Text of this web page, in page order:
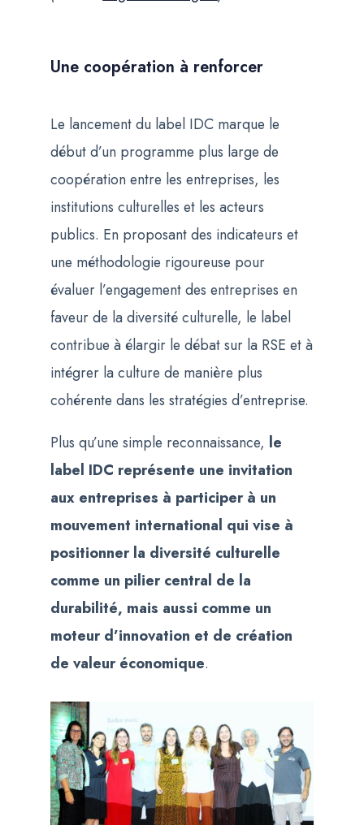
Une coopération à renforcer
Le lancement du label IDC marque le
début d’un programme plus large de
coopération entre les entreprises, les
institutions culturelles et les acteurs
publics. En proposant des indicateurs et
une méthodologie rigoureuse pour
évaluer l’engagement des entreprises en
faveur de la diversité culturelle, le label
contribue à élargir le débat sur la RSE et à
intégrer la culture de manière plus
cohérente dans les stratégies d’entreprise.
Plus qu’une simple reconnaissance, le
label IDC représente une invitation
aux entreprises à participer à un
mouvement international qui vise à
positionner la diversité culturelle
comme un pilier central de la
durabilité, mais aussi comme un
moteur d’innovation et de création
de valeur économique.